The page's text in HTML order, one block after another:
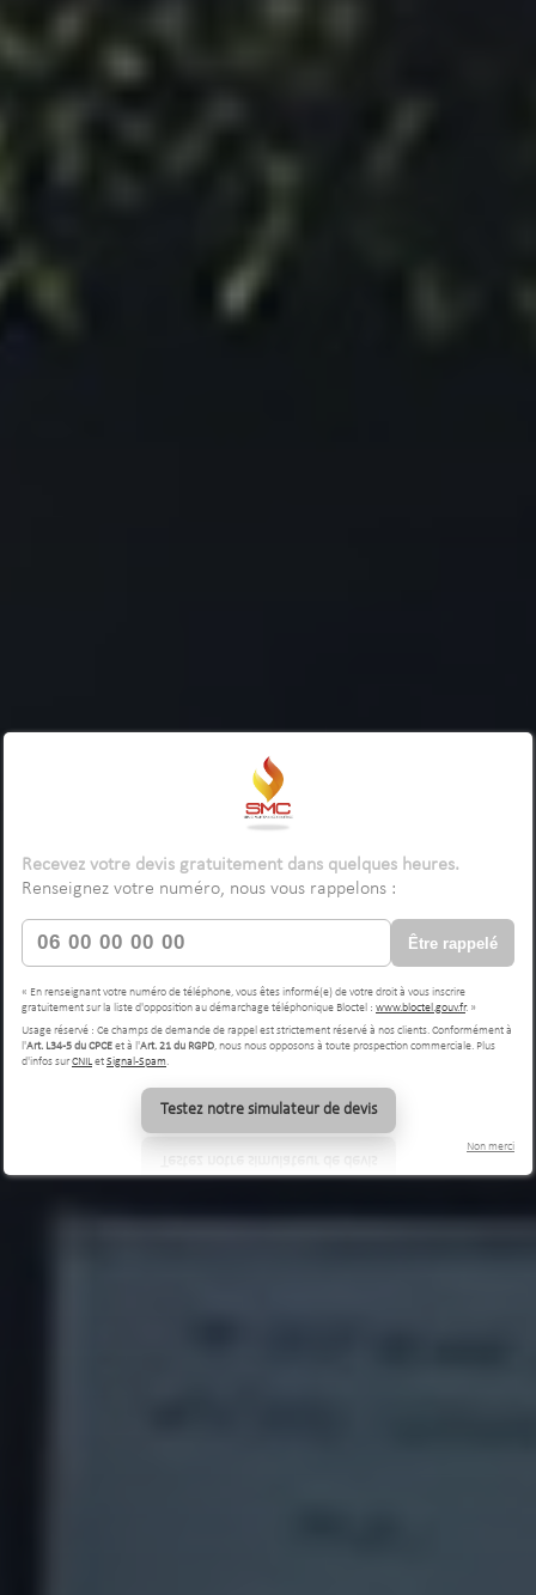
Recevez votre devis gratuitement dans quelques heures.
Renseignez votre numéro, nous vous rappelons :
Être rappelé
« En renseignant votre numéro de téléphone, vous êtes informé(e) de votre droit à vous inscrire
gratuitement sur la liste d'opposition au démarchage téléphonique Bloctel : www.bloctel.gouv.fr. »
Usage réservé : Ce champs de demande de rappel est strictement réservé à nos clients. Conformément à
l'Art. L34-5 du CPCEet à l'Art. 21 du RGPD, nous nous opposons à toute prospection commerciale. Plus
d'infos surCNILetSignal-Spam.
Testez notre simulateur de devis
Non merci